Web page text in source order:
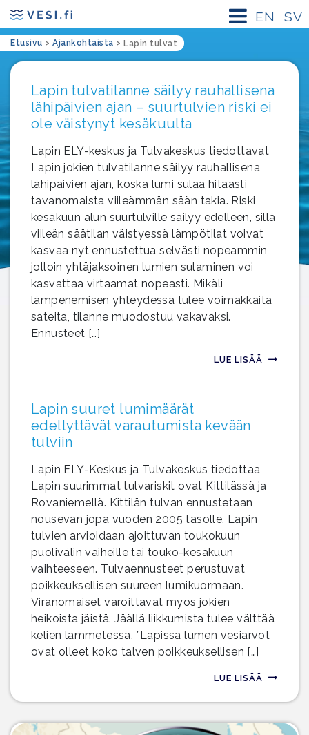
SV
EN
Etusivu > Ajankohtaista > Lapin tulvat
Lapin tulvatilanne säilyy rauhallisena
lähipäivien ajan – suurtulvien riski ei
ole väistynyt kesäkuulta
Lapin ELY-keskus ja Tulvakeskus tiedottavat
Lapin jokien tulvatilanne säilyy rauhallisena
lähipäivien ajan, koska lumi sulaa hitaasti
tavanomaista viileämmän sään takia. Riski
kesäkuun alun suurtulville säilyy edelleen, sillä
viileän säätilan väistyessä lämpötilat voivat
kasvaa nyt ennustettua selvästi nopeammin,
jolloin yhtäjaksoinen lumien sulaminen voi
kasvattaa virtaamat nopeasti. Mikäli
lämpenemisen yhteydessä tulee voimakkaita
sateita, tilanne muodostuu vakavaksi.
Ennusteet […]
LUE LISÄÄ
Lapin suuret lumimäärät
edellyttävät varautumista kevään
tulviin
Lapin ELY-Keskus ja Tulvakeskus tiedottaa
Lapin suurimmat tulvariskit ovat Kittilässä ja
Rovaniemellä. Kittilän tulvan ennustetaan
nousevan jopa vuoden 2005 tasolle. Lapin
tulvien arvioidaan ajoittuvan toukokuun
puolivälin vaiheille tai touko-kesäkuun
vaihteeseen. Tulvaennusteet perustuvat
poikkeuksellisen suureen lumikuormaan.
Viranomaiset varoittavat myös jokien
heikoista jäistä. Jäällä liikkumista tulee välttää
kelien lämmetessä. ”Lapissa lumen vesiarvot
ovat olleet koko talven poikkeuksellisen […]
LUE LISÄÄ